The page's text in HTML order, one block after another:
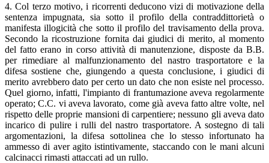
4. Col terzo motivo, i ricorrenti deducono vizi di motivazione della
sentenza impugnata, sia sotto il profilo della contraddittorietà o
manifesta illogicità che sotto il profilo del travisamento della prova.
Secondo la ricostruzione fornita dai giudici di merito, al momento
del fatto erano in corso attività di manutenzione, disposte da B.B.
per rimediare al malfunzionamento del nastro trasportatore e la
difesa sostiene che, giungendo a questa conclusione, i giudici di
merito avrebbero dato per certo un dato che non esiste nel processo.
Quel giorno, infatti, l'impianto di frantumazione aveva regolarmente
operato; C.C. vi aveva lavorato, come già aveva fatto altre volte, nel
rispetto delle proprie mansioni di carpentiere; nessuno gli aveva dato
incarico di pulire i rulli del nastro trasportatore. A sostegno di tali
argomentazioni, la difesa sottolinea che lo stesso infortunato ha
ammesso di aver agito istintivamente, staccando con le mani alcuni
calcinacci rimasti attaccati ad un rullo.